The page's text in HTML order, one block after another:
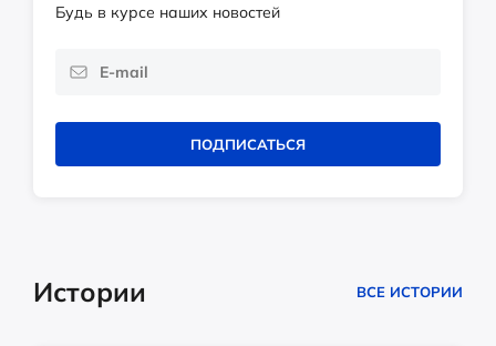
Будь в курсе наших новостей
ПОДПИСАТЬСЯ
Истории ВСЕ ИСТОРИИ